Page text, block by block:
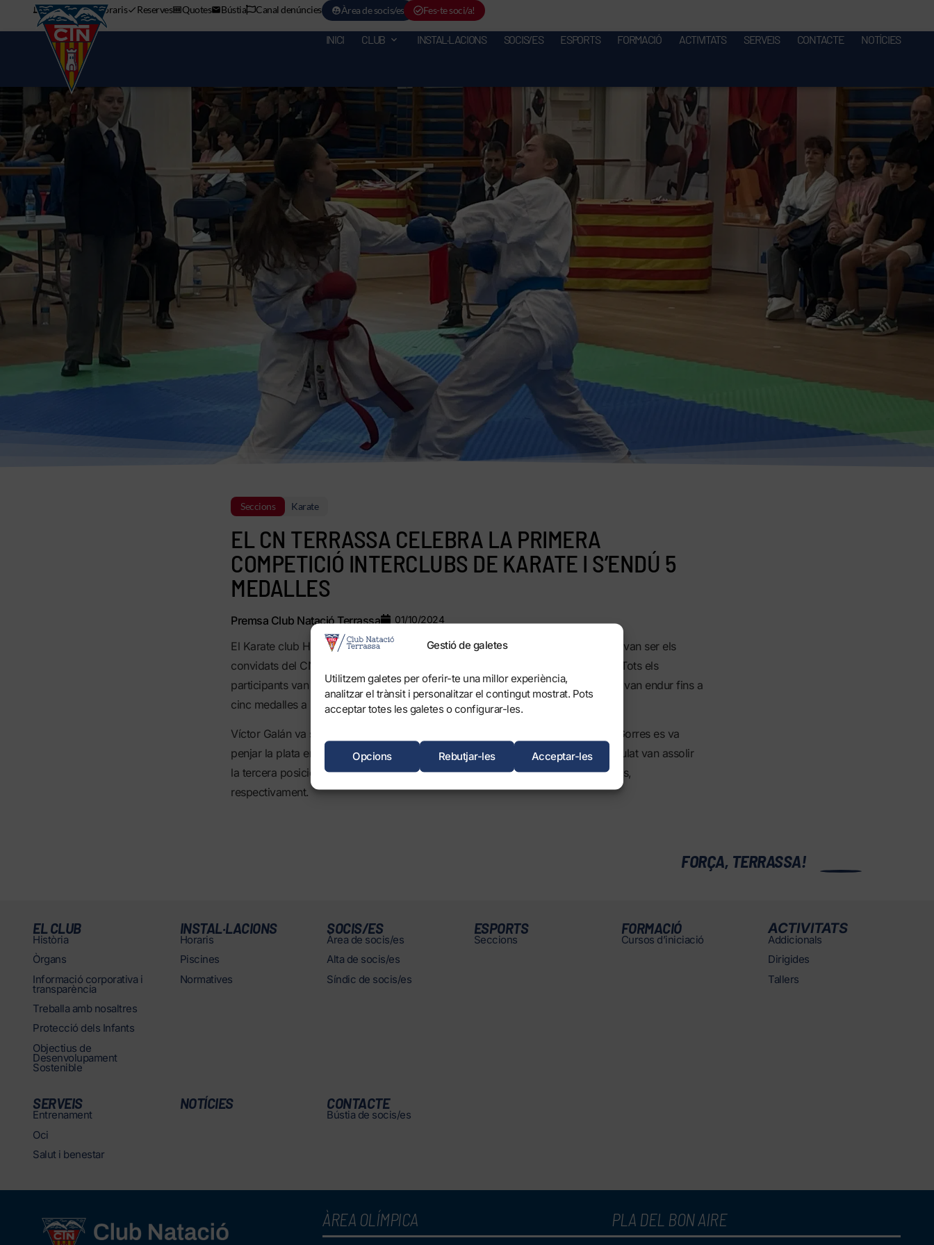
Gestió de galetes
Utilitzem galetes per oferir-te una millor experiència,
analitzar el trànsit i personalitzar el contingut mostrat. Pots
acceptar totes les galetes o configurar-les.
Acceptar-les
Rebutjar-les
Opcions
APP mòbil Horaris Reserves Quotes Bústia Canal denúncies Àrea de socis/es Fes-te soci/a!
INICI CLUB INSTAL·LACIONS SOCIS/ES ESPORTS FORMACIÓ ACTIVITATS SERVEIS CONTACTE NOTÍCIES
Seccions Karate
EL CN TERRASSA CELEBRA LA PRIMERA
COMPETICIÓ INTERCLUBS DE KARATE I S’ENDÚ 5
MEDALLES
Premsa Club Natació Terrassa 01/10/2024
El Karate club Hirota, Club KIHON, Gimnàs TENCHIJIN i Karate club Montornés van ser els
convidats del CN Terrassa a la primera competició interclubs de la temporada. Tots els
participants van realitzar una molt bona jornada, i els karateques terrassencs es van endur fins a
cinc medalles a la modalitat de kumite.
Víctor Galán va ser el vencedor a la categoria sènior masculí, mentre que Laia Gorres es va
penjar la plata en femení 16 anys. Ivan Montes, Melinda Rodríguez i Noor El Moulat van assolir
la tercera posició a les categories cadet masculí, femení 16 anys i femení 17 anys,
respectivament.
FORÇA, TERRASSA!
EL CLUB
Història
Òrgans
Informació corporativa i
transparència
Treballa amb nosaltres
Protecció dels Infants
Objectius de
Desenvolupament
Sostenible
INSTAL·LACIONS
Horaris
Piscines
Normatives
SOCIS/ES
Àrea de socis/es
Alta de socis/es
Síndic de socis/es
ESPORTS
Seccions
FORMACIÓ
Cursos d’iniciació
ACTIVITATS
Addicionals
Dirigides
Tallers
SERVEIS
Entrenament
Oci
Salut i benestar
NOTÍCIES CONTACTE
Bústia de socis/es
ÀREA OLÍMPICA PLA DEL BON AIRE